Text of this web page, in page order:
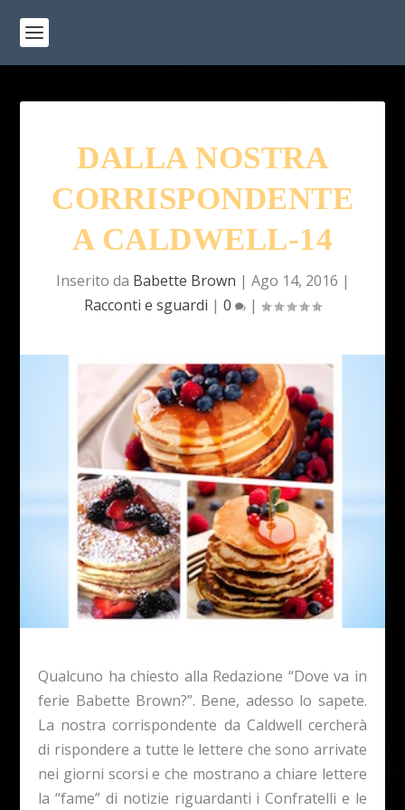
DALLA NOSTRA
CORRISPONDENTE
A CALDWELL-14
Inserito da Babette Brown | Ago 14, 2016 |
Racconti e sguardi | 0 |
Qualcuno ha chiesto alla Redazione “Dove va in
ferie Babette Brown?”. Bene, adesso lo sapete.
La nostra corrispondente da Caldwell cercherà
di rispondere a tutte le lettere che sono arrivate
nei giorni scorsi e che mostrano a chiare lettere
la “fame” di notizie riguardanti i Confratelli e le